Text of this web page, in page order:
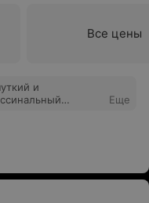
Все цены
и
пример
ему здоровья
Per
Еще